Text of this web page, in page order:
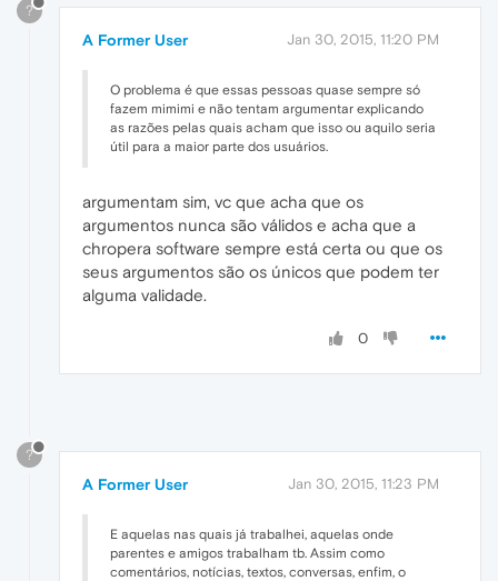
?
A Former User Jan 30, 2015, 11:20 PM
O problema é que essas pessoas quase sempre só
fazem mimimi e não tentam argumentar explicando
as razões pelas quais acham que isso ou aquilo seria
útil para a maior parte dos usuários.
argumentam sim, vc que acha que os
argumentos nunca são válidos e acha que a
chropera software sempre está certa ou que os
seus argumentos são os únicos que podem ter
alguma validade.
0
?
A Former User Jan 30, 2015, 11:23 PM
E aquelas nas quais já trabalhei, aquelas onde
parentes e amigos trabalham tb. Assim como
comentários, notícias, textos, conversas, enfim, o